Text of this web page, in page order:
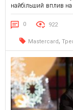
найбільший вплив на
років. Нові
інтуїтивно
повсякденне життя,
0 922
Mastercard,